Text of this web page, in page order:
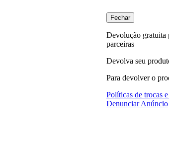
Fechar
Devolução gratuita
parceiras
Devolva seu
Para devolver o
Políticas de trocas
Denunciar Anúncio